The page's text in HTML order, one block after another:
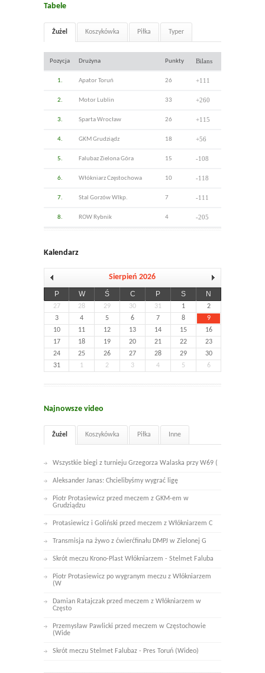
Tabele
Żużel Koszykówka Piłka Typer
Pozycja Drużyna Punkty Bilans
1. Apator Toruń 26 +111
2. Motor Lublin 33 +260
3. Sparta Wrocław 26 +115
4. GKM Grudziądz 18 +56
5. Falubaz Zielona Góra 15 -108
6. Włókniarz Częstochowa 10 -118
7. Stal Gorzów Wlkp. 7 -111
8. ROW Rybnik 4 -205
Kalendarz
Sierpień 2026
P W Ś C P S N
27 28 29 30 31 1
2
3
4 5 6 7 8
9
10
11 12 13 14 15
16
17
18 19 20 21 22
23
24
25 26 27 28 29
30
31
1 2 3 4 5 6
Najnowsze video
Żużel Koszykówka Piłka Inne
Wszystkie biegi z turnieju Grzegorza Walaska przy W69 (
Aleksander Janas: Chcielibyśmy wygrać ligę
Piotr Protasiewicz przed meczem z GKM-em w
Grudziądzu
Protasiewicz i Goliński przed meczem z Włókniarzem C
Transmisja na żywo z ćwierćfinału DMPJ w Zielonej G
Skrót meczu Krono-Plast Włókniarzem - Stelmet Faluba
Piotr Protasiewicz po wygranym meczu z Włókniarzem
(W
Damian Ratajczak przed meczem z Włókniarzem w
Często
Przemysław Pawlicki przed meczem w Częstochowie
(Wide
Skrót meczu Stelmet Falubaz - Pres Toruń (Wideo)